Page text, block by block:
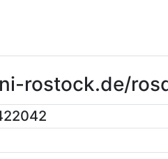
rostock.de/